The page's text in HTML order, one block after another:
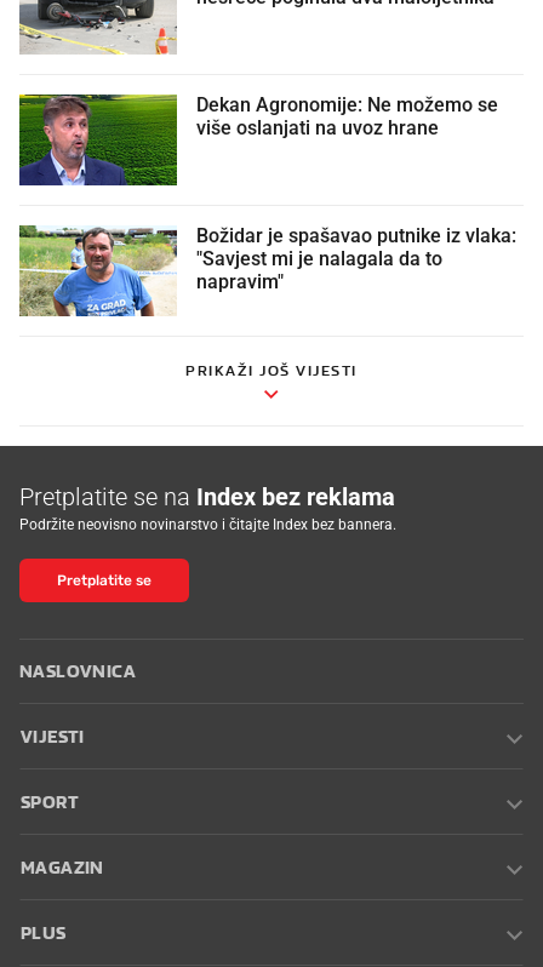
Dekan Agronomije: Ne možemo se
više oslanjati na uvoz hrane
Božidar je spašavao putnike iz vlaka:
"Savjest mi je nalagala da to
napravim"
PRIKAŽI JOŠ VIJESTI
Pretplatite se na Index bez reklama
Podržite neovisno novinarstvo i čitajte Index bez bannera.
Pretplatite se
NASLOVNICA
VIJESTI
SPORT
MAGAZIN
PLUS